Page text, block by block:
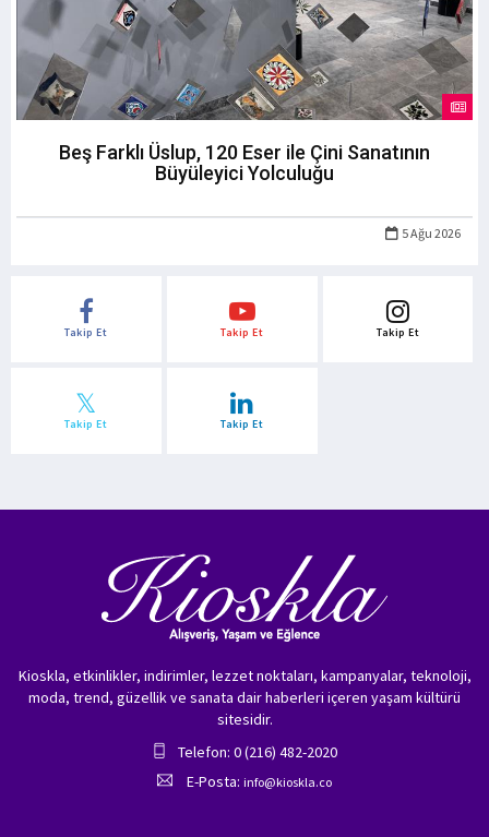
Beş Farklı Üslup, 120 Eser ile Çini Sanatının
Büyüleyici Yolculuğu
5 Ağu 2026
Takip Et Takip Et Takip Et
Takip Et Takip Et
Kioskla, etkinlikler, indirimler, lezzet noktaları, kampanyalar, teknoloji,
moda, trend, güzellik ve sanata dair haberleri içeren yaşam kültürü
sitesidir.
Telefon: 0 (216) 482-2020
E-Posta: info@kioskla.co